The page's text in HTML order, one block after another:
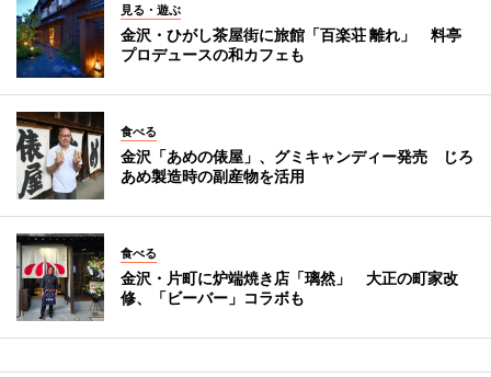
見る・遊ぶ
金沢・ひがし茶屋街に旅館「百楽荘 離れ」 料亭
プロデュースの和カフェも
食べる
金沢「あめの俵屋」、グミキャンディー発売 じろ
あめ製造時の副産物を活用
食べる
金沢・片町に炉端焼き店「璃然」 大正の町家改
修、「ビーバー」コラボも